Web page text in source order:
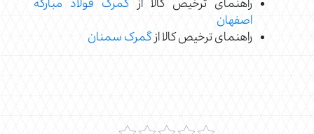
راهنمای ترخیص کالا ازگمرک فولاد مبارکه
اصفهان
راهنمای ترخیص کالا ازگمرک سمنان